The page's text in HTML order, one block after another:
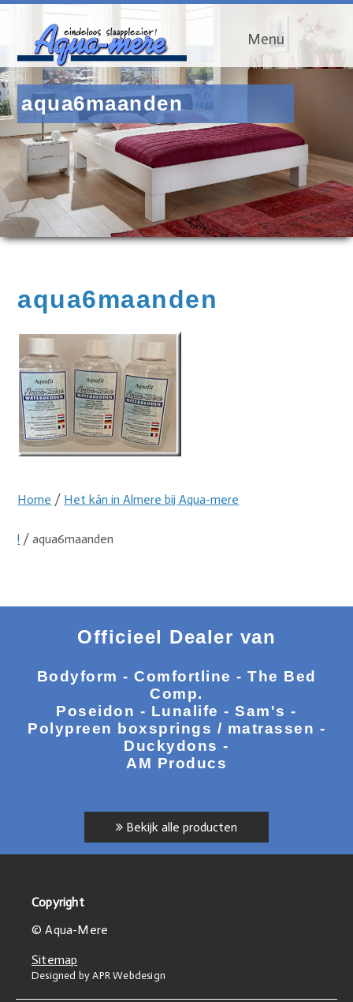
Menu
aqua6maanden
aqua6maanden
Home / Het kán in Almere bij Aqua-mere
! / aqua6maanden
Officieel Dealer van
Bodyform - Comfortline - The Bed
Comp.
Poseidon - Lunalife - Sam's -
Polypreen boxsprings / matrassen -
Duckydons -
AM Producs
Bekijk alle producten
Copyright
© Aqua-Mere
Sitemap
Designed by APR Webdesign